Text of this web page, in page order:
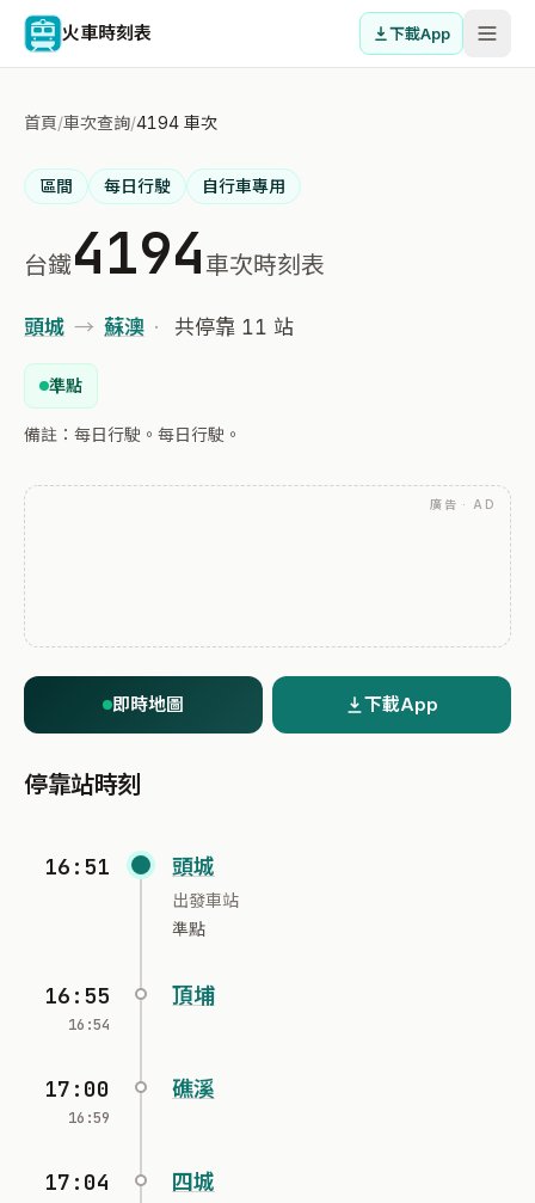
火車時刻表 下載App
首頁/車次查詢/4194 車次
區間 每日行駛 自行車專用
台鐵4194 車次時刻表
頭城 → 蘇澳 · 共停靠 11 站
準點
備註：每日行駛。每日行駛。
廣告 · AD
即時地圖 下載App
停靠站時刻
16:51 頭城
出發車站
準點
16:55
16:54
頂埔
17:00
16:59
礁溪
17:04 四城